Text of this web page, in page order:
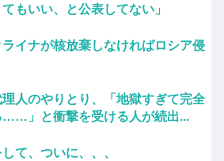
もいい、と公表してない」
イナが核放棄しなければロシア侵
人のやりとり、「地獄すぎて完全
……」と衝撃を受ける人が続出...
て、ついに、、、